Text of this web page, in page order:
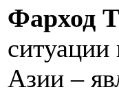
Фарход
Азии –